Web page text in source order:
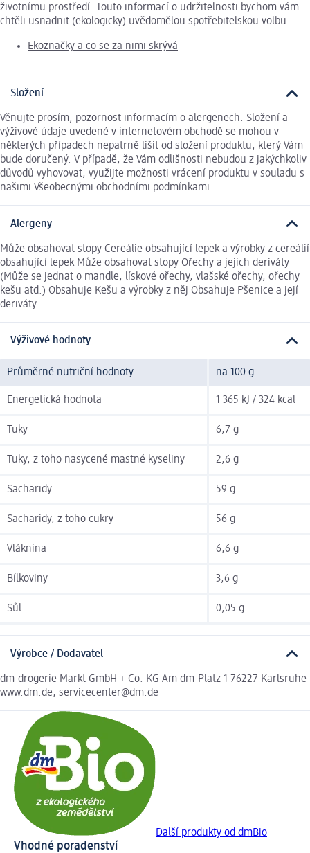
životnímu prostředí. Touto informací o udržitelnosti bychom vám
chtěli usnadnit (ekologicky) uvědomělou spotřebitelskou volbu.
Ekoznačky a co se za nimi skrývá
Složení
Věnujte prosím, pozornost informacím o alergenech. Složení a
výživové údaje uvedené v internetovém obchodě se mohou v
některých případech nepatrně lišit od složení produktu, který Vám
bude doručený. V případě, že Vám odlišnosti nebudou z jakýchkoliv
důvodů vyhovovat, využijte možnosti vrácení produktu v souladu s
našimi Všeobecnými obchodními podmínkami.
Alergeny
Může obsahovat stopy Cereálie obsahující lepek a výrobky z cereálií
obsahující lepek Může obsahovat stopy Ořechy a jejich deriváty
(Může se jednat o mandle, lískové ořechy, vlašské ořechy, ořechy
kešu atd.) Obsahuje Kešu a výrobky z něj Obsahuje Pšenice a její
deriváty
Výživové hodnoty
Průměrné nutriční hodnoty na 100 g
Energetická hodnota 1 365 kJ / 324 kcal
Tuky 6,7 g
Tuky, z toho nasycené mastné kyseliny 2,6 g
Sacharidy 59 g
Sacharidy, z toho cukry 56 g
Vláknina 6,6 g
Bílkoviny 3,6 g
Sůl 0,05 g
Výrobce / Dodavatel
dm-drogerie Markt GmbH + Co. KG Am dm-Platz 1 76227 Karlsruhe
www.dm.de, servicecenter@dm.de
Další produkty od dmBio
Vhodné poradenství